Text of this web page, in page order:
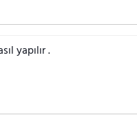
yapılır .